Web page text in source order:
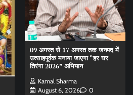
09 अगस्त से 17 अगस्त तक जनपद में
उत्साहपूर्वक मनाया जाएगा “हर घर
तिरंगा 2026” अभियान
Kamal Sharma
August 6, 2026
0